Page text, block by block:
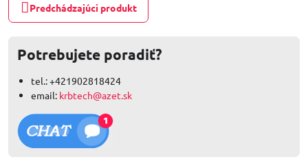
Predchádzajúci produkt
Potrebujete poradiť?
tel.: +421902818424
email: krbtech@azet.sk